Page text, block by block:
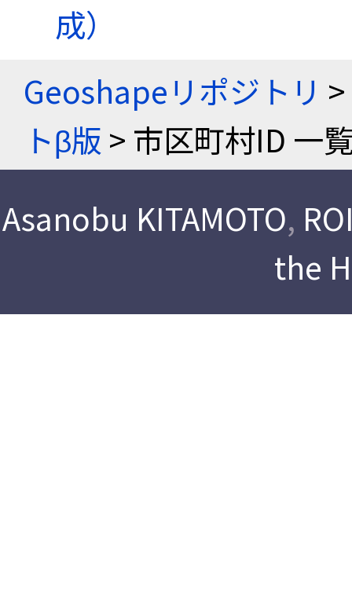
成）
Geoshapeリポジトリ >
トβ版 > 市区町村ID 一
Asanobu KITAMOTO,
the